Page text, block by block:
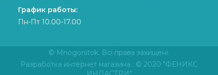
График работы:
Пн-Пт 10.00-17.00
© Mnogonitok. Всі права захищені.
Разработка интернет магазина : © 2020 "ФЕНИКС